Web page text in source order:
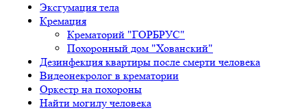
Эксгумация тела
Кремация
Крематорий "ГОРБРУС"
Похоронный дом "Хованский"
Дезинфекция квартиры после смерти человека
Видеонекролог в крематории
Оркестр на похороны
Найти могилу человека